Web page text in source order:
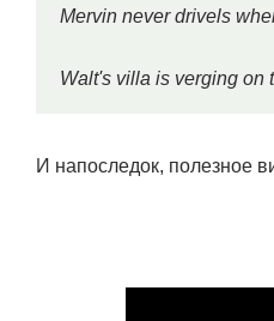
Mervin never drivels
Walt's villa is verging on
И напоследок, полезное